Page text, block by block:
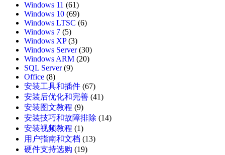
Windows 11 (61)
Windows 10 (69)
Windows LTSC (6)
Windows 7 (5)
Windows XP(3)
Windows Server(30)
Windows ARM (20)
SQL Server(9)
Office (8)
安装工具和插件 (67)
安装后优化和完善 (41)
安装图文教程 (9)
安装技巧和故障排除 (14)
安装视频教程 (1)
用户指南和文档 (13)
硬件支持选购 (19)